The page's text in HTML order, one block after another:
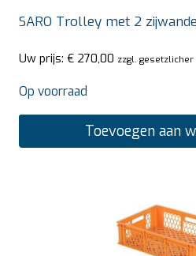
SARO Trolley met 2
Uw prijs: € 270,00 zzgl. gesetzlicher
Op voorraad
Toevoegen aan